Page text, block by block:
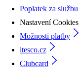
Poplatek za službu
Nastavení Cookies
Možnosti platby
itesco.cz
Clubcard